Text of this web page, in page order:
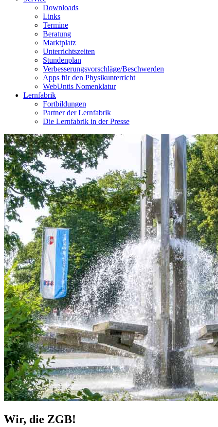
Downloads
Links
Termine
Beratung
Marktplatz
Unterrichtszeiten
Stundenplan
Verbesserungsvorschläge/Beschwerden
Apps für den Physikunterricht
WebUntis Nomenklatur
Lernfabrik
Fortbildungen
Partner der Lernfabrik
Die Lernfabrik in der Presse
Wir, die ZGB!